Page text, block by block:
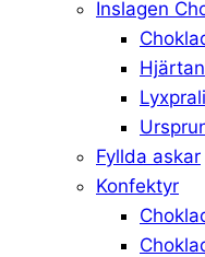
Inslagen
Hjärtan
Fyllda askar
Konfektyr